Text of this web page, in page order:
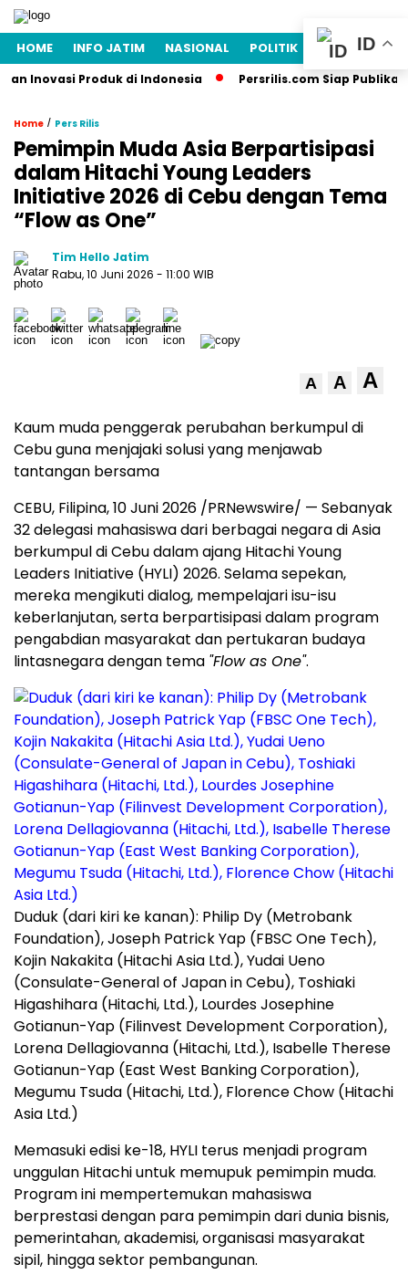
HOME INFO JATIM NASIONAL POLITIK EKONOMI
Inovasi Produk di Indonesia Persrilis.com Siap
Home / Pers Rilis
Pemimpin Muda Asia Berpartisipasi
dalam Hitachi Young Leaders
Initiative 2026 di Cebu dengan Tema
“Flow as One”
Tim Hello Jatim
Rabu, 10 Juni 2026 - 11:00 WIB
A A A
Kaum muda penggerak perubahan berkumpul di
Cebu guna menjajaki solusi yang menjawab
tantangan bersama
CEBU, Filipina, 10 Juni 2026 /PRNewswire/ — Sebanyak
32 delegasi mahasiswa dari berbagai negara di Asia
berkumpul di Cebu dalam ajang Hitachi Young
Leaders Initiative (HYLI) 2026. Selama sepekan,
mereka mengikuti dialog, mempelajari isu-isu
keberlanjutan, serta berpartisipasi dalam program
pengabdian masyarakat dan pertukaran budaya
lintasnegara dengan tema "Flow as One".
Duduk (dari kiri ke kanan): Philip Dy (Metrobank
Foundation), Joseph Patrick Yap (FBSC One Tech),
Kojin Nakakita (Hitachi Asia Ltd.), Yudai Ueno
(Consulate-General of Japan in Cebu), Toshiaki
Higashihara (Hitachi, Ltd.), Lourdes Josephine
Gotianun-Yap (Filinvest Development Corporation),
Lorena Dellagiovanna (Hitachi, Ltd.), Isabelle Therese
Gotianun-Yap (East West Banking Corporation),
Megumu Tsuda (Hitachi, Ltd.), Florence Chow (Hitachi
Asia Ltd.)
Memasuki edisi ke-18, HYLI terus menjadi program
unggulan Hitachi untuk memupuk pemimpin muda.
Program ini mempertemukan mahasiswa
berprestasi dengan para pemimpin dari dunia bisnis,
pemerintahan, akademisi, organisasi masyarakat
sipil, hingga sektor pembangunan.
ID